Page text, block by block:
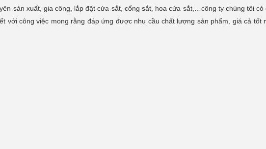
sản xuất, gia công, lắp đặt cửa sắt, cổng sắt, hoa cửa sắt,…công ty chúng tôi có
với công việc mong rằng đáp ứng được nhu cầu chất lượng sản phẩm, giá cả tốt